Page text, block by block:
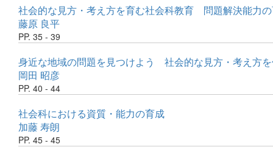
社会的な見方・考え方を育む社会科教育 問題解決能力
藤原 良平
PP. 35 - 39
身近な地域の問題を見つけよう 社会的な見方・考え方
岡田 昭彦
PP. 40 - 44
社会科における資質・能力の育成
加藤 寿朗
PP. 45 - 45